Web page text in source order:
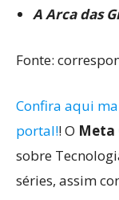
A Arca das
Fonte:
Confira aqui
portal!! O Meta
sobre
séries, assim